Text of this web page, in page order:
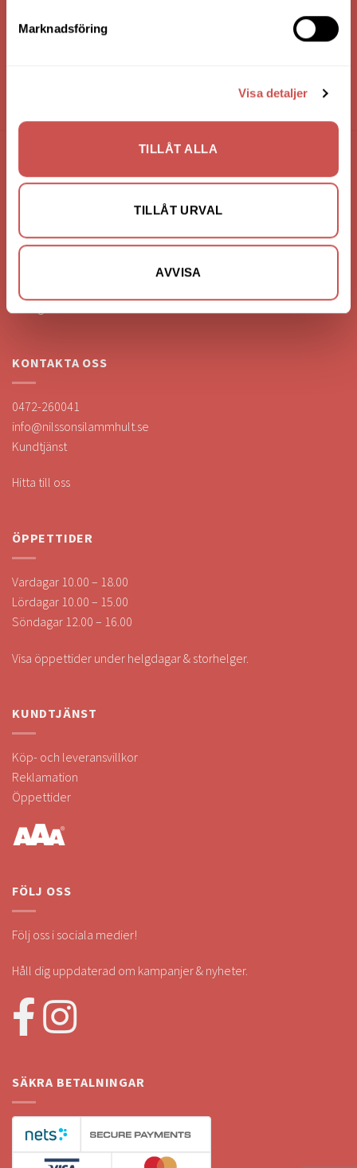
Marknadsföring
Visa detaljer
TILLÅT ALLA
TILLÅT URVAL
AVVISA
Nilssons Möbler i Lammhult
N. Fabriksgatan 2
363 44 Lammhult
KONTAKTA OSS
0472-260041
info@nilssonsilammhult.se
Kundtjänst
Hitta till oss
ÖPPETTIDER
Vardagar 10.00 – 18.00
Lördagar 10.00 – 15.00
Söndagar 12.00 – 16.00
Visa öppettider under helgdagar & storhelger.
KUNDTJÄNST
Köp- och leveransvillkor
Reklamation
Öppettider
FÖLJ OSS
Följ oss i sociala medier!
Håll dig uppdaterad om kampanjer & nyheter.
SÄKRA BETALNINGAR